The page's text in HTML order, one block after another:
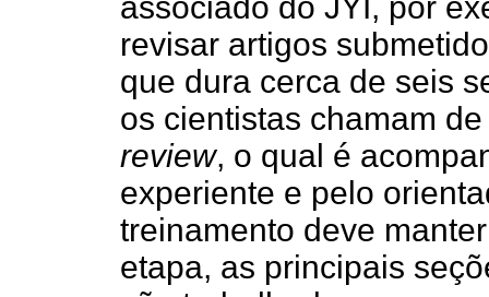
revisar artigos
que dura cerca de seis
os cientistas chamam
review, o qual é
experiente e pelo
treinamento deve
etapa, as principais